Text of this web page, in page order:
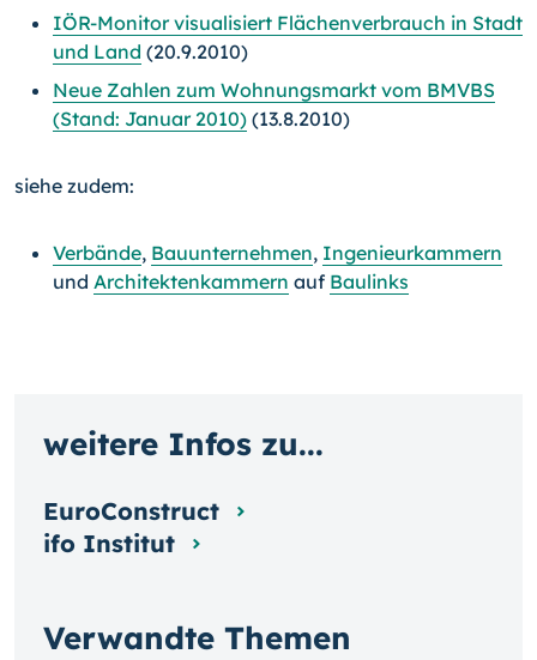
IÖR-Monitor visualisiert Flächenverbrauch in Stadt
und Land (20.9.2010)
Neue Zahlen zum Wohnungsmarkt vom BMVBS
(Stand: Januar 2010) (13.8.2010)
siehe zudem:
Verbände, Bauunternehmen, Ingenieurkammern
und Architektenkammern auf Baulinks
Verwandte Themen
weitere Infos zu...
EuroConstruct
ifo Institut